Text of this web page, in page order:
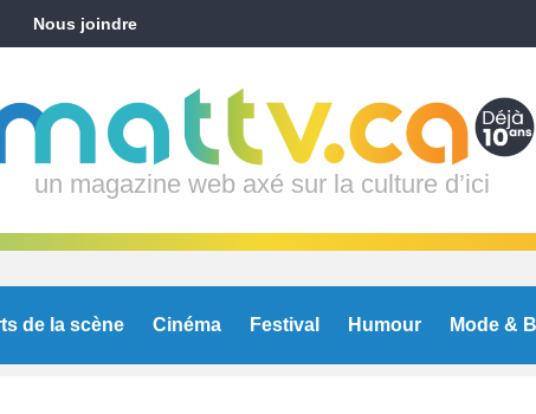
Nous joindre
un magazine web axé sur la culture d’ici
de la scène Cinéma Festival Humour Mode &